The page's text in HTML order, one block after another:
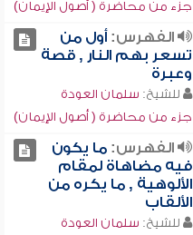
جزء من محاضرة ( أصول الإيمان)
الفهرس:أول من
تسعر بهم النار , قصة
وعبرة
للشيخ: سلمان العودة
جزء من محاضرة ( أصول الإيمان)
الفهرس:ما يكون
فيه مضاهاة لمقام
الألوهية , ما يكره من
الألقاب
للشيخ: سلمان العودة